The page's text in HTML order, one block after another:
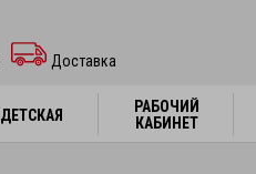
Доставка
ДЕТСКАЯ
РАБОЧИЙ
КАБИНЕТ
ДЕТСКАЯ
РАБОЧИЙ
КАБИНЕТ